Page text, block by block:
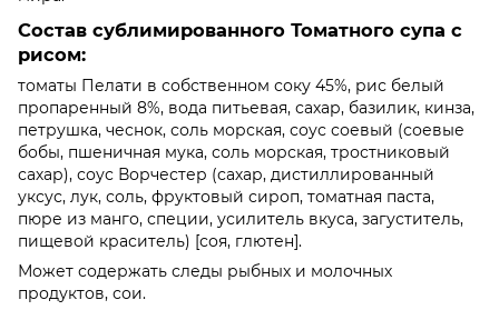
Состав сублимированного Томатного супа с
рисом:
томаты Пелати в собственном соку 45%, рис белый
пропаренный 8%, вода питьевая, сахар, базилик, кинза,
петрушка, чеснок, соль морская, соус соевый (соевые
бобы, пшеничная мука, соль морская, тростниковый
сахар), соус Ворчестер (сахар, дистиллированный
уксус, лук, соль, фруктовый сироп, томатная паста,
пюре из манго, специи, усилитель вкуса, загуститель,
пищевой краситель) [соя, глютен].
Может содержать следы рыбных и молочных
продуктов, сои.